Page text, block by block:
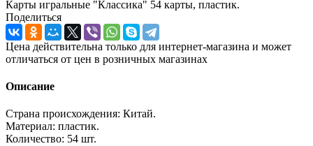
Карты игральные "Классика" 54 карты, пластик.
Поделиться
Цена действительна только для интернет-магазина и может
отличаться от цен в розничных магазинах
Описание
Страна происхождения: Китай.
Материал: пластик.
Количество: 54 шт.